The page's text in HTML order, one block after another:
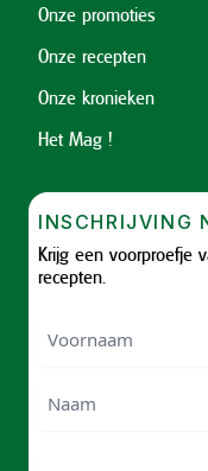
Onze promoties
Onze recepten
Onze kronieken
Het Mag !
INSCHRIJVING
Krijg een voorproefje
recepten.